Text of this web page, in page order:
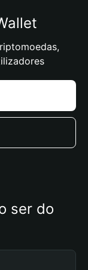
ser do